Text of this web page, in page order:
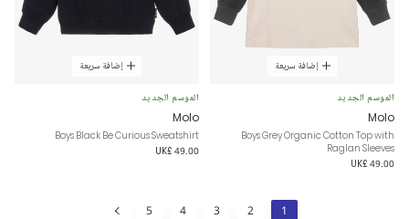
إضافة سريعة
الموسم الجديد
Molo
Boys Grey Organic Cotton Top with
Raglan Sleeves
UK£ 49.00
إضافة سريعة
الموسم الجديد
Molo
Boys Black Be Curious Sweatshirt
UK£ 49.00
1
2
3
4
5